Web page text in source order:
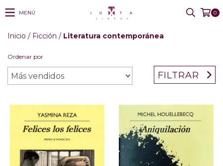
MENÚ 0
Inicio / Ficción / Literatura contemporánea
Ordenar por
FILTRAR